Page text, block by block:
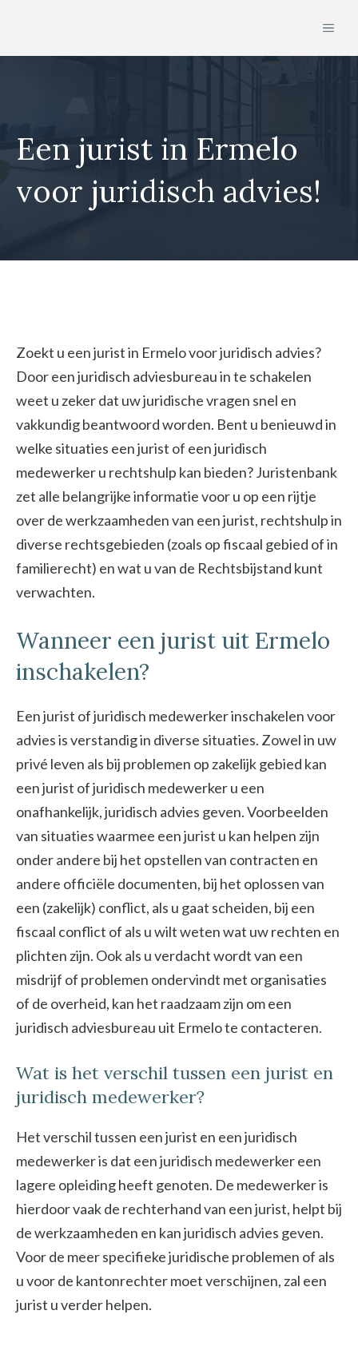
de
Een jurist in Ermelo
voor juridisch advies!
Zoekt u een jurist in Ermelo voor juridisch advies?
Door een juridisch adviesbureau in te schakelen
weet u zeker dat uw juridische vragen snel en
vakkundig beantwoord worden. Bent u benieuwd in
welke situaties een jurist of een juridisch
medewerker u rechtshulp kan bieden? Juristenbank
zet alle belangrijke informatie voor u op een rijtje
over de werkzaamheden van een jurist, rechtshulp in
diverse rechtsgebieden (zoals op fiscaal gebied of in
familierecht) en wat u van de Rechtsbijstand kunt
verwachten.
Wanneer een jurist uit Ermelo
inschakelen?
Een jurist of juridisch medewerker inschakelen voor
advies is verstandig in diverse situaties. Zowel in uw
privé leven als bij problemen op zakelijk gebied kan
een jurist of juridisch medewerker u een
onafhankelijk, juridisch advies geven. Voorbeelden
van situaties waarmee een jurist u kan helpen zijn
onder andere bij het opstellen van contracten en
andere officiële documenten, bij het oplossen van
een (zakelijk) conflict, als u gaat scheiden, bij een
fiscaal conflict of als u wilt weten wat uw rechten en
plichten zijn. Ook als u verdacht wordt van een
misdrijf of problemen ondervindt met organisaties
of de overheid, kan het raadzaam zijn om een
juridisch adviesbureau uit Ermelo te contacteren.
Wat is het verschil tussen een jurist en
juridisch medewerker?
Het verschil tussen een jurist en een juridisch
medewerker is dat een juridisch medewerker een
lagere opleiding heeft genoten. De medewerker is
hierdoor vaak de rechterhand van een jurist, helpt bij
de werkzaamheden en kan juridisch advies geven.
Voor de meer specifieke juridische problemen of als
u voor de kantonrechter moet verschijnen, zal een
jurist u verder helpen.